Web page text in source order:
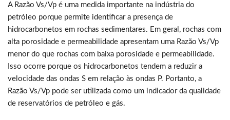
A Razão Vs/Vp é uma medida importante na indústria do
petróleo porque permite identificar a presença de
hidrocarbonetos em rochas sedimentares. Em geral, rochas com
alta porosidade e permeabilidade apresentam uma Razão Vs/Vp
menor do que rochas com baixa porosidade e permeabilidade.
Isso ocorre porque os hidrocarbonetos tendem a reduzir a
velocidade das ondas S em relação às ondas P. Portanto, a
Razão Vs/Vp pode ser utilizada como um indicador da qualidade
de reservatórios de petróleo e gás.